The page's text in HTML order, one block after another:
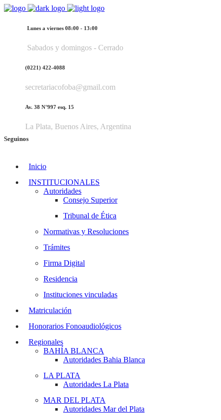
Lunes a viernes 08:00 - 13:00
Sabados y domingos - Cerrado
(0221) 422-4088
secretariacofoba@gmail.com
Av. 38 N°997 esq. 15
La Plata, Buenos Aires, Argentina
Seguinos
Inicio
INSTITUCIONALES
Autoridades
Consejo Superior
Tribunal de Ética
Normativas y Resoluciones
Trámites
Firma Digital
Residencia
Instituciones vinculadas
Matriculación
Honorarios Fonoaudiológicos
Regionales
BAHÍA BLANCA
Autoridades Bahia Blanca
LA PLATA
Autoridades La Plata
MAR DEL PLATA
Autoridades Mar del Plata